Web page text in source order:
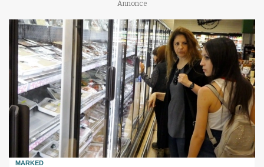
Annonce
MARKED